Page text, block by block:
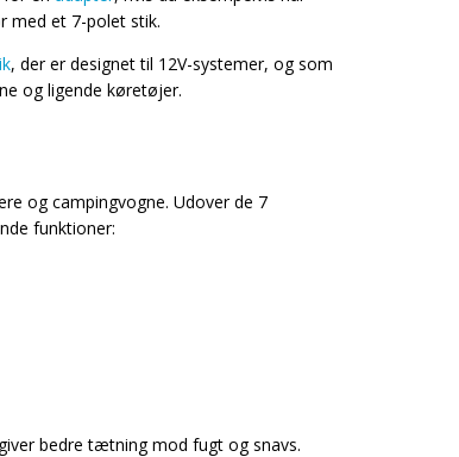
med et 7-polet stik.
, der er designet til 12V-systemer, og som
og ligende køretøjer.
og campingvogne. Udover de 7
funktioner:
bedre tætning mod fugt og snavs.